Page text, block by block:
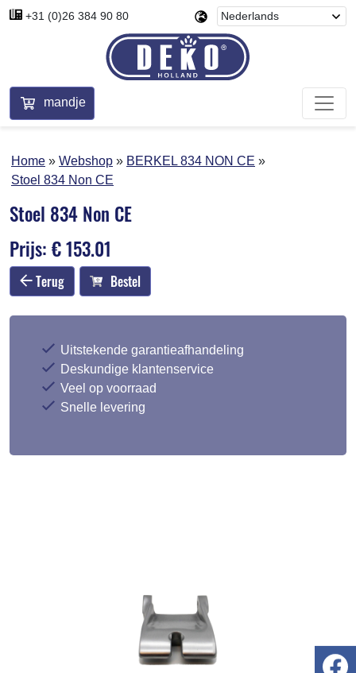
+31 (0)26 384 90 80
mandje
Home Webshop
BERKEL 834 NON CE
Stoel 834 Non CE
Stoel 834 Non CE
Prijs: € 153.01
Terug Bestel
Uitstekende garantieafhandeling
Deskundige klantenservice
Veel op voorraad
Snelle levering